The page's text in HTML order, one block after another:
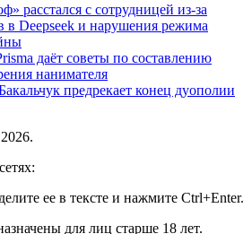
расстался с сотрудницей из-за
в Deepseek и нарушения режима
даёт советы по составлению
нанимателя
предрекает конец дуополии
ее в тексте и нажмите Ctrl+Enter.
для лиц старше 18 лет.